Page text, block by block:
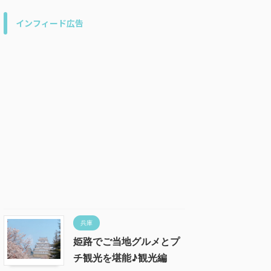
インフィード広告
兵庫
姫路でご当地グルメとプ
チ観光を堪能♪観光編